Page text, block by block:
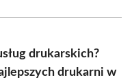
drukarskich?
drukarni w